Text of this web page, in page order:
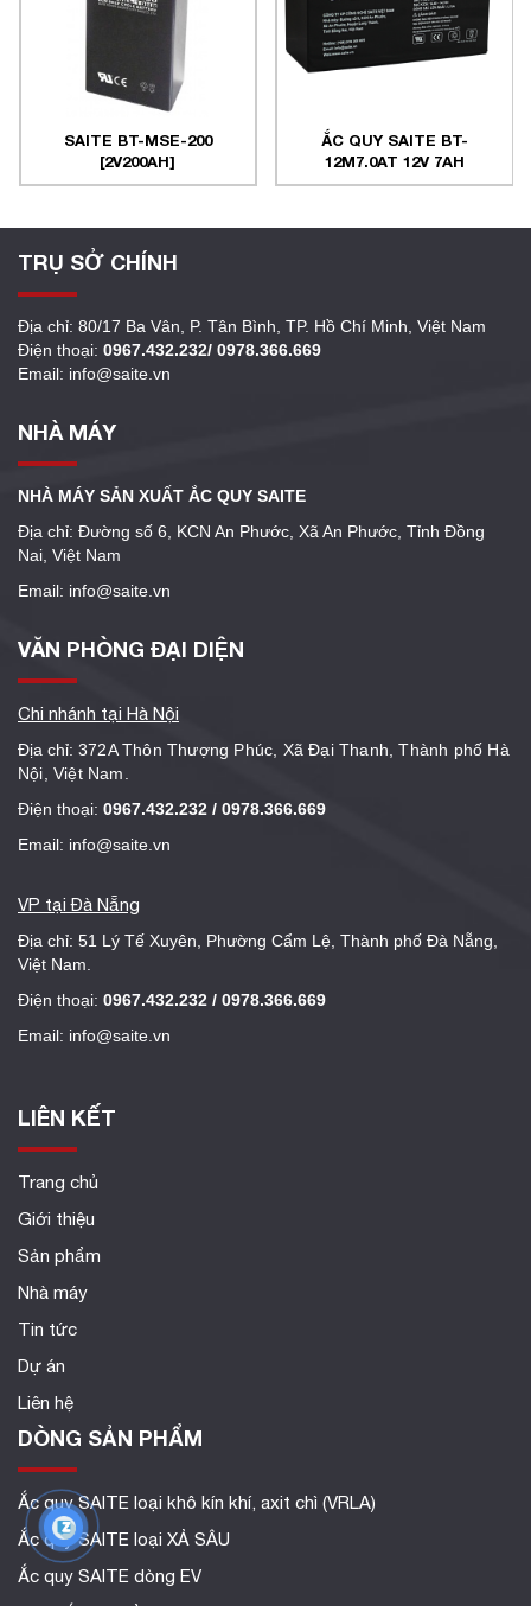
SAITE BT-MSE-200
[2V200AH]
ẮC QUY SAITE BT-
12M7.0AT 12V 7AH
TRỤ SỞ CHÍNH
Địa chỉ: 80/17 Ba Vân, P. Tân Bình, TP. Hồ Chí Minh, Việt Nam
Điện thoại: 0967.432.232/ 0978.366.669
Email: info@saite.vn
NHÀ MÁY
NHÀ MÁY SẢN XUẤT ẮC QUY SAITE
Địa chỉ: Đường số 6, KCN An Phước, Xã An Phước, Tỉnh Đồng
Nai, Việt Nam
Email: info@saite.vn
VĂN PHÒNG ĐẠI DIỆN
Chi nhánh tại Hà Nội
Địa chỉ: 372A Thôn Thượng Phúc, Xã Đại Thanh, Thành phố Hà
Nội, Việt Nam.
Điện thoại: 0967.432.232 / 0978.366.669
Email: info@saite.vn
VP tại Đà Nẵng
Địa chỉ: 51 Lý Tế Xuyên, Phường Cẩm Lệ, Thành phố Đà Nẵng,
Việt Nam.
Điện thoại: 0967.432.232 / 0978.366.669
Email: info@saite.vn
LIÊN KẾT
Trang chủ
Giới thiệu
Sản phẩm
Nhà máy
Tin tức
Dự án
Liên hệ
DÒNG SẢN PHẨM
Ắc quy SAITE loại khô kín khí, axit chì (VRLA)
Ắc quy SAITE loại XẢ SÂU
Ắc quy SAITE dòng EV